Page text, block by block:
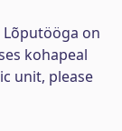
on
kohapeal
unit, please